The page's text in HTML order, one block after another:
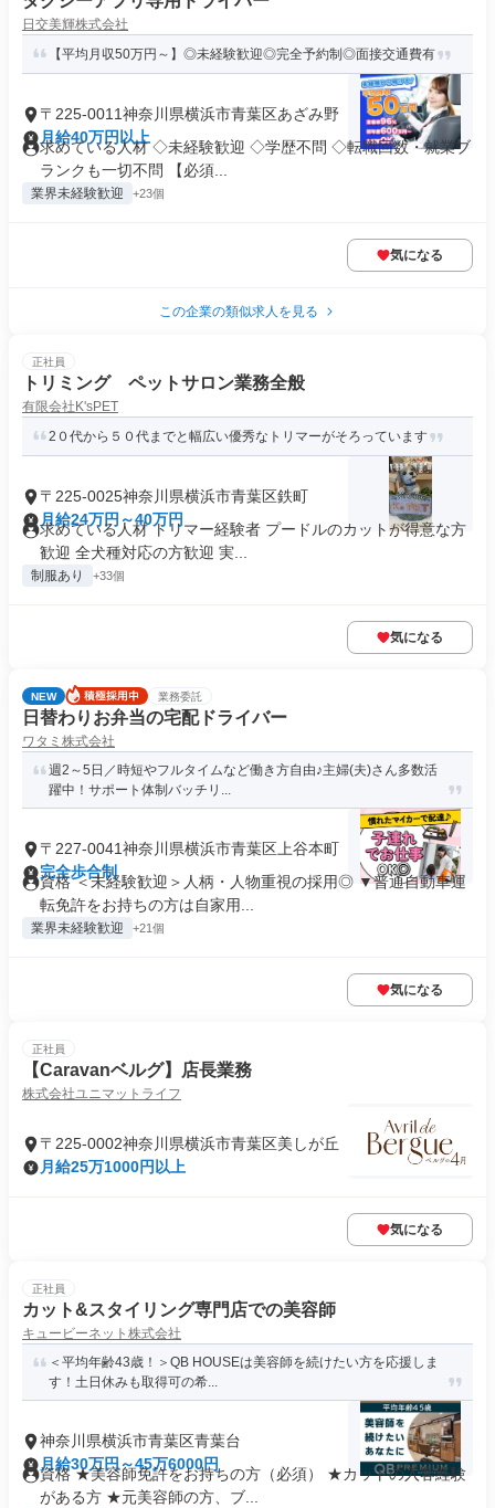
日交美輝株式会社
【平均月収50万円～】◎未経験歓迎◎完全予約制◎面接交通費有
〒225-0011神奈川県横浜市青葉区あざみ野
月給40万円以上
求めている人材 ◇未経験歓迎 ◇学歴不問 ◇転職回数・就業ブ
ランクも一切不問 【必須...
業界未経験歓迎 +23個
気になる
この企業の類似求人を見る
正社員
トリミング ペットサロン業務全般
有限会社K'sPET
2０代から５０代までと幅広い優秀なトリマーがそろっています
〒225-0025神奈川県横浜市青葉区鉄町
月給24万円～40万円
求めている人材 トリマー経験者 プードルのカットが得意な方
歓迎 全犬種対応の方歓迎 実...
制服あり +33個
気になる
NEW 業務委託
日替わりお弁当の宅配ドライバー
ワタミ株式会社
週2～5日／時短やフルタイムなど働き方自由♪主婦(夫)さん多数活
躍中！サポート体制バッチリ...
〒227-0041神奈川県横浜市青葉区上谷本町
完全歩合制
資格 ＜未経験歓迎＞人柄・人物重視の採用◎ ▼普通自動車運
転免許をお持ちの方は自家用...
業界未経験歓迎 +21個
気になる
正社員
【Caravanベルグ】店長業務
株式会社ユニマットライフ
〒225-0002神奈川県横浜市青葉区美しが丘
月給25万1000円以上
気になる
正社員
カット&スタイリング専門店での美容師
キュービーネット株式会社
＜平均年齢43歳！＞QB HOUSEは美容師を続けたい方を応援しま
す！土日休みも取得可の希...
神奈川県横浜市青葉区青葉台
月給30万円～45万6000円
資格 ★美容師免許をお持ちの方（必須） ★カットの入客経験
がある方 ★元美容師の方、ブ...